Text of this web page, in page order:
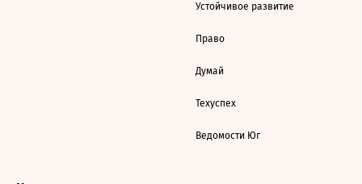
Устойчивое развитие
Право
Думай
Техуспех
Ведомости Юг